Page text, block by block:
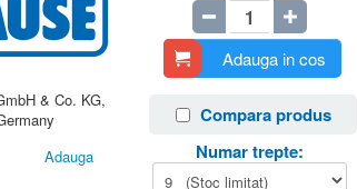
& Co. KG,
Adauga
Adauga in cos
Compara produs
Numar trepte: